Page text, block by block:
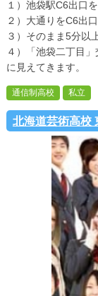
１）池袋駅C6出口
２）大通りをC6出
３）そのまま5分以
４）「池袋二丁目
に見えてきます。
北海道芸術高校
通信制高校 私立